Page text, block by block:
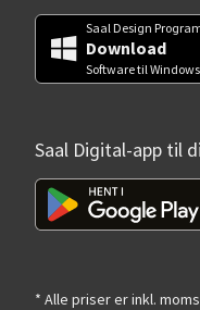
Saal Design
Download
Software til Windows
Saal Digital-app til
* Alle priser er inkl.